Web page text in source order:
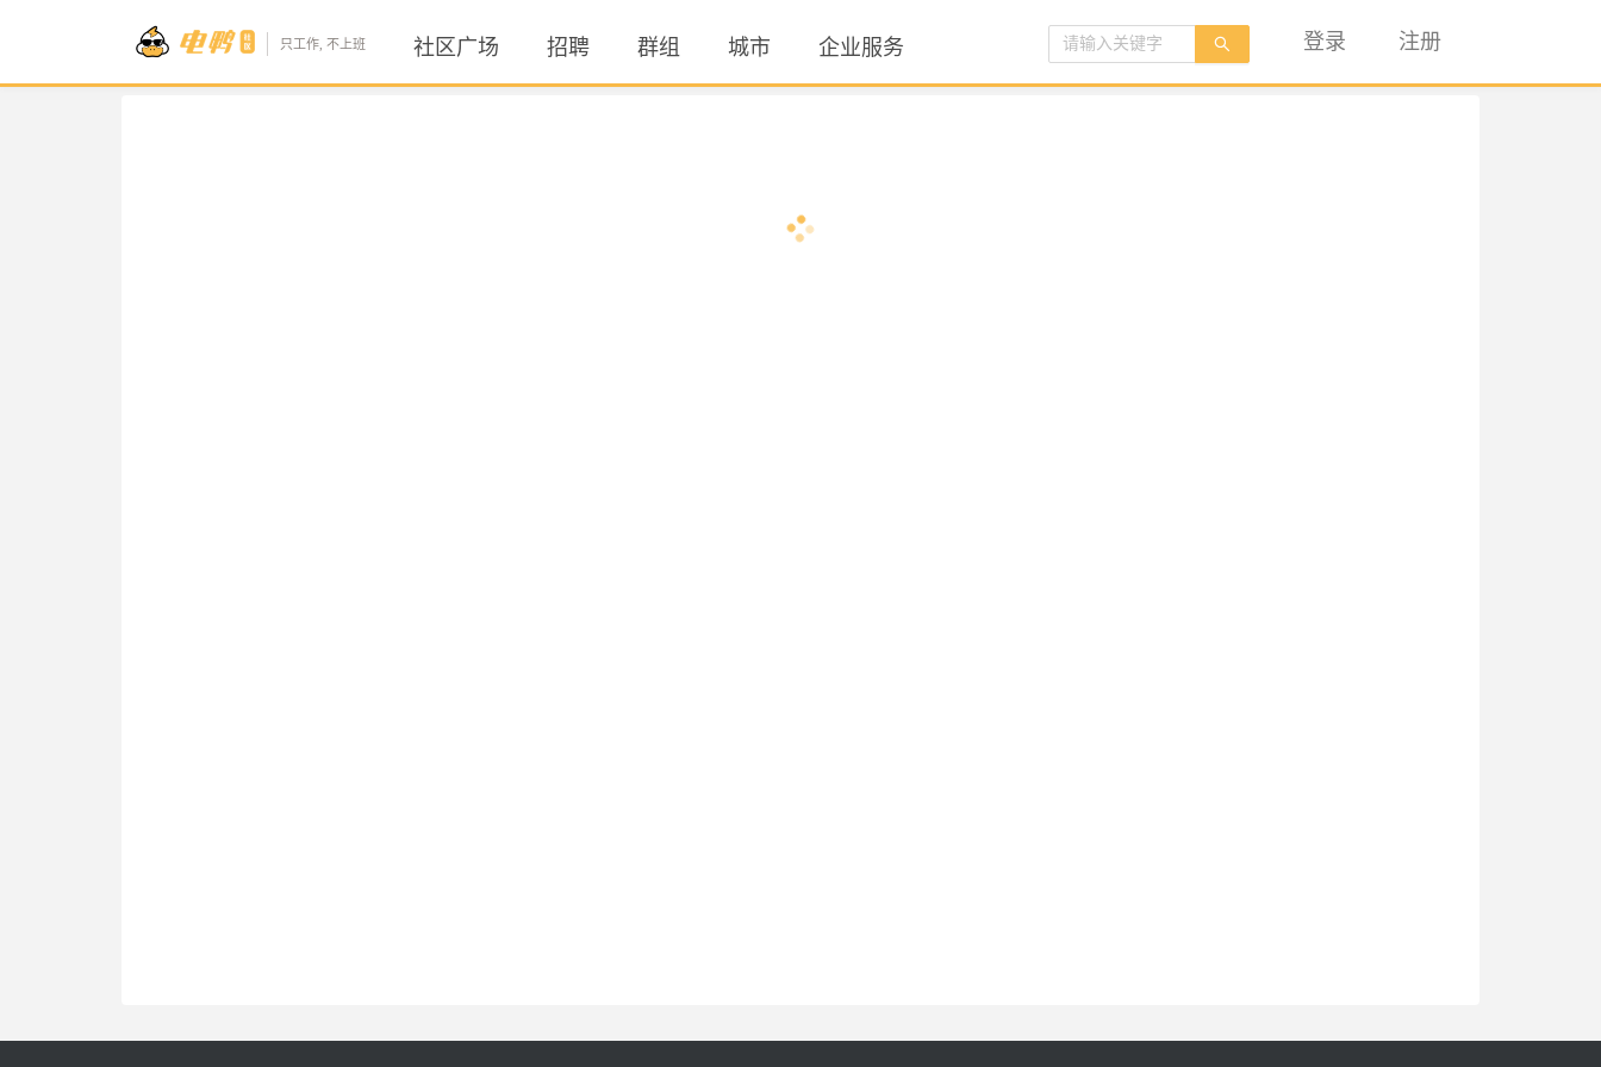
只工作, 不上班 社区广场 招聘 群组 城市 企业服务 登录 注册